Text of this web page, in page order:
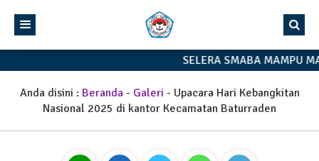
SELERA SMABA MAMPU
Anda disini : Beranda- Galeri - Upacara Hari Kebangkitan
Nasional 2025 di kantor Kecamatan Baturraden